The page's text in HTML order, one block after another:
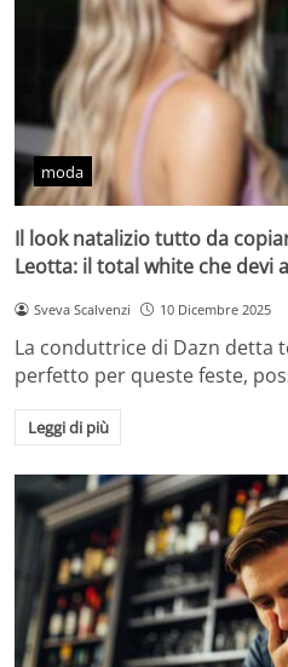
moda
Il look natalizio tutto da
Leotta: il total white che devi
Sveva Scalvenzi 10 Dicembre 2025
La conduttrice di Dazn detta
perfetto per queste feste,
Leggi di più